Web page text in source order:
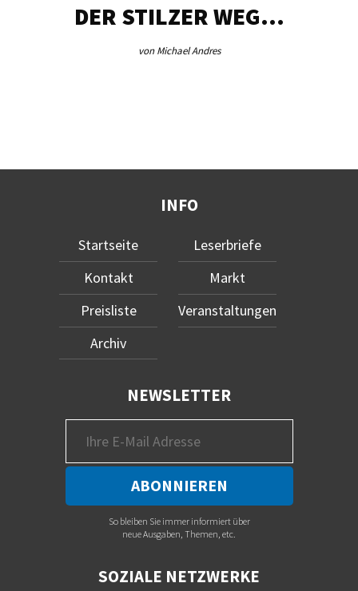
DER STILZER WEG…
von Michael Andres
INFO
Startseite
Kontakt
Preisliste
Archiv
Leserbriefe
Markt
Veranstaltungen
NEWSLETTER
So bleiben Sie immer informiert über
neue Ausgaben, Themen, etc.
SOZIALE NETZWERKE